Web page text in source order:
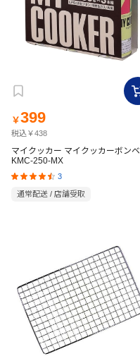
￥399
税込￥438
マイクッカー マイクッカーボンベ
KMC-250-MX
3
通常配送 / 店舗受取